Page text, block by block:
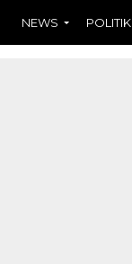
NEWS POLITIK